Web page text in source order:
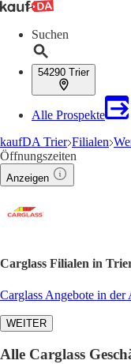
Suchen
54290 Trier
Alle Prospekte
kaufDA Trier Filialen
Öffnungszeiten
Anzeigen
Carglass Filialen in
Carglass Angebote in der
WEITER
Alle Carglass